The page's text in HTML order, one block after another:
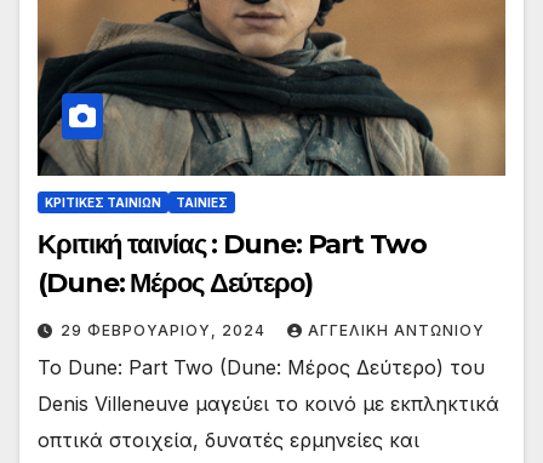
ΚΡΙΤΙΚΕΣ ΤΑΙΝΙΩΝ ΤΑΙΝΙΕΣ
Κριτική ταινίας : Dune: Part Two
(Dune: Μέρος Δεύτερο)
29 ΦΕΒΡΟΥΑΡΊΟΥ, 2024 ΑΓΓΕΛΙΚΉ ΑΝΤΩΝΊΟΥ
Το Dune: Part Two (Dune: Μέρος Δεύτερο) του
Denis Villeneuve μαγεύει το κοινό με εκπληκτικά
οπτικά στοιχεία, δυνατές ερμηνείες και